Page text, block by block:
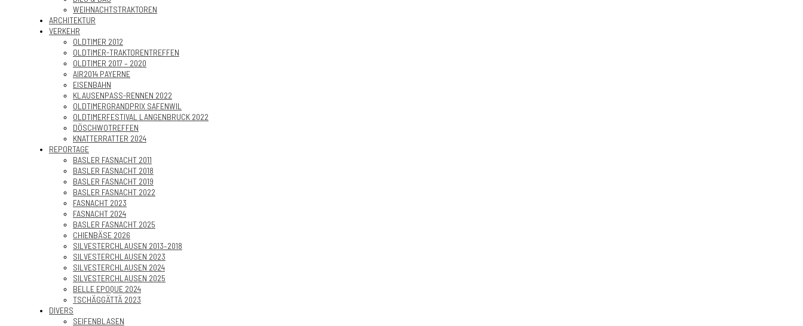
WEIHNACHTSTRAKTOREN
ARCHITEKTUR
VERKEHR
OLDTIMER 2012
OLDTIMER-TRAKTORENTREFFEN
OLDTIMER 2017 – 2020
AIR2014 PAYERNE
EISENBAHN
KLAUSENPASS-RENNEN 2022
OLDTIMERGRANDPRIX SAFENWIL
OLDTIMERFESTIVAL LANGENBRUCK 2022
DÖSCHWOTREFFEN
KNATTERRATTER 2024
REPORTAGE
BASLER FASNACHT 2011
BASLER FASNACHT 2018
BASLER FASNACHT 2019
BASLER FASNACHT 2022
FASNACHT 2023
FASNACHT 2024
BASLER FASNACHT 2025
CHIENBÄSE 2026
SILVESTERCHLAUSEN 2013–2018
SILVESTERCHLAUSEN 2023
SILVESTERCHLAUSEN 2024
SILVESTERCHLAUSEN 2025
BELLE EPOQUE 2024
TSCHÄGGÄTTÄ 2023
DIVERS
SEIFENBLASEN